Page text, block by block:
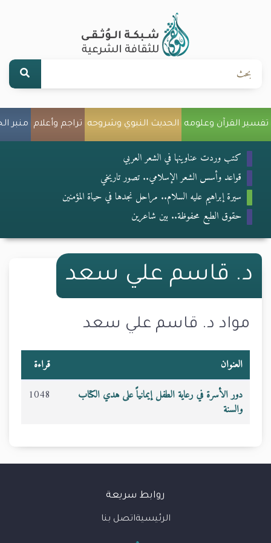
تفسير القرآن وعلومه الحديث النبوي وشروحه تراجم وأعلام منبر
كتب وردت عناوينها في الشعر العربي
قواعد وأسس الشعر الإسلامي.. تصور تاريخي
سيرة إبراهيم عليه السلام.. مراحل نجدها في حياة المؤمنين
حقوق الطبع محفوظة.. بين شاعرين
د. قاسم علي سعد
مواد د. قاسم علي سعد
العنوان
قراءة
دور الأسرة في رعاية الطفل إيمانياً على هدي الكتاب
والسنة
1048
روابط سريعة
الرئيسيةاتصل بنا